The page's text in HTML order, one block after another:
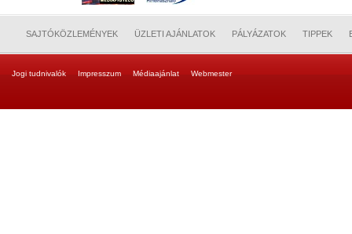
SAJTÓKÖZLEMÉNYEK ÜZLETI AJÁNLATOK PÁLYÁZATOK TIPPEK
Jogi tudnivalók Impresszum Médiaajánlat Webmester